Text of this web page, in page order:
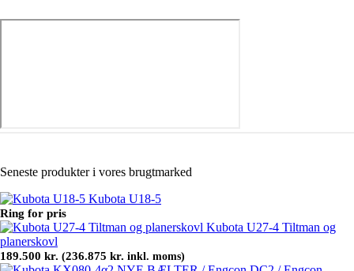
Seneste produkter i vores brugtmarked
Kubota U18-5
Ring for pris
Kubota U27-4 Tiltman og
planerskovl
189.500 kr. (236.875 kr. inkl. moms)